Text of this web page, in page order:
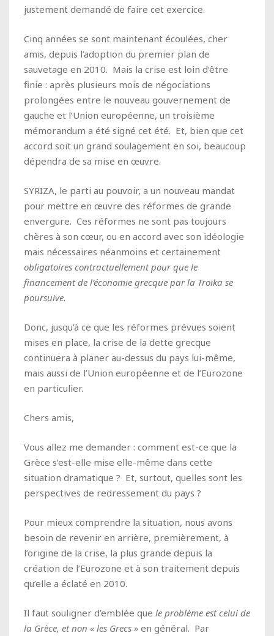
justement demandé de faire cet exercice.
Cinq années se sont maintenant écoulées, cher
amis, depuis l’adoption du premier plan de
sauvetage en 2010. Mais la crise est loin d’être
finie : après plusieurs mois de négociations
prolongées entre le nouveau gouvernement de
gauche et l’Union européenne, un troisième
mémorandum a été signé cet été. Et, bien que cet
accord soit un grand soulagement en soi, beaucoup
dépendra de sa mise en œuvre.
SYRIZA, le parti au pouvoir, a un nouveau mandat
pour mettre en œuvre des réformes de grande
envergure. Ces réformes ne sont pas toujours
chères à son cœur, ou en accord avec son idéologie
mais nécessaires néanmoins et certainement
obligatoires contractuellement pour que le
financement de l’économie grecque par la Troïka se
poursuive.
Donc, jusqu’à ce que les réformes prévues soient
mises en place, la crise de la dette grecque
continuera à planer au-dessus du pays lui-même,
mais aussi de l’Union européenne et de l’Eurozone
en particulier.
Chers amis,
Vous allez me demander : comment est-ce que la
Grèce s’est-elle mise elle-même dans cette
situation dramatique ? Et, surtout, quelles sont les
perspectives de redressement du pays ?
Pour mieux comprendre la situation, nous avons
besoin de revenir en arrière, premièrement, à
l’origine de la crise, la plus grande depuis la
création de l’Eurozone et à son traitement depuis
qu’elle a éclaté en 2010.
Il faut souligner d’emblée que le problème est celui de
la Grèce, et non « les Grecs » en général. Par